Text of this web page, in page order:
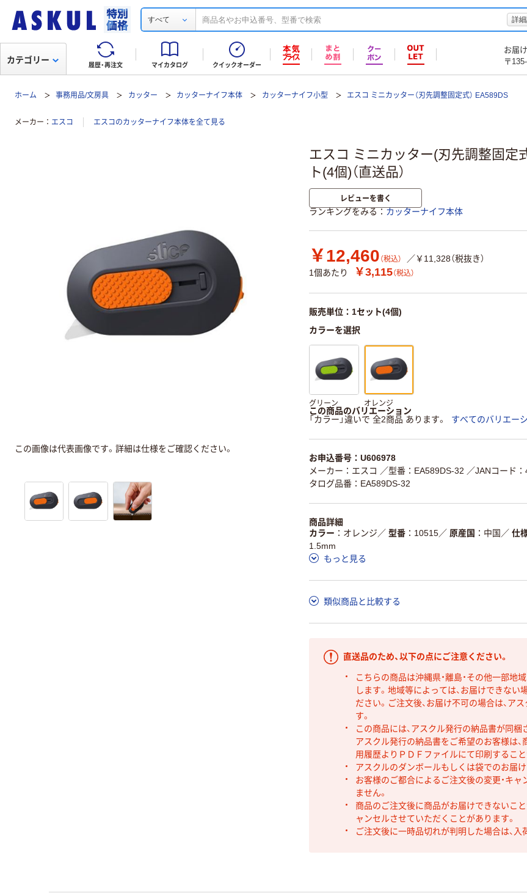
すべて 詳
履歴・再注文 マイカタログ クイックオーダー
お届
〒
カテゴリー
ホーム 事務用品/文房具 カッター カッターナイフ本体 カッターナイフ小型 エスコ ミニカッター（刃先調整固定式） EA589DS
メーカー エスコ エスコのカッターナイフ本体を全て見る
エスコ ミニカッター(刃先調整固定
ト(4個)（直送品）
レビューを書く
ランキングをみる カッターナイフ本体
￥12,460 （税込）
／￥11,328（税抜き）
1個あたり
￥3,115（税込）
販売単位：1セット(4個)
カラーを選択
グリーン オレンジ
この商品のバリエーション
「カラー」違いで 全2商品 あります。
すべてのバリエー
お申込番号：U606978
メーカー：エスコ ／型番：EA589DS-32 ／JANコード
タログ品番：EA589DS-32
商品詳細
カラー
オレンジ ／ 型番 10515／ 原産国 中国 ／ 仕
1.5mm
もっと見る
類似商品と比較する
直送品のため、以下の点にご注意ください。
こちらの商品は沖縄県・離島・その他一部地
します。地域等によっては、お届けできない
ださい。ご注文後、お届け不可の場合は、ア
す。
この商品には、アスクル発行の納品書が同梱
アスクル発行の納品書をご希望のお客様は、
用履歴よりＰＤＦファイルにて印刷すること
アスクルのダンボールもしくは袋でのお届け
お客様のご都合によるご注文後の変更・キャ
ません。
商品のご注文後に商品がお届けできないこ
ャンセルさせていただくことがあります。
ご注文後に一時品切れが判明した場合は、入
この画像は代表画像です。詳細は仕様をご確認ください。